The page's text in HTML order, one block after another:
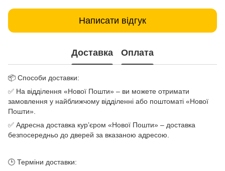
Написати відгук
Доставка Оплата
📦 Способи доставки:
✅ На відділення «Нової Пошти» – ви можете отримати
замовлення у найближчому відділенні або поштоматі «Нової
Пошти».
✅ Адресна доставка кур’єром «Нової Пошти» – доставка
безпосередньо до дверей за вказаною адресою.
🕒 Терміни доставки: